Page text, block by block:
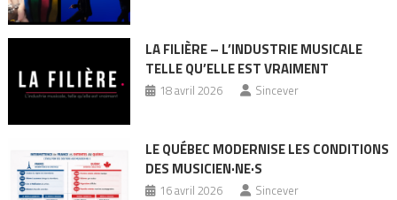
LA FILIÈRE – L’INDUSTRIE MUSICALE
TELLE QU’ELLE EST VRAIMENT
18 avril 2026 Sincever
LE QUÉBEC MODERNISE LES CONDITIONS
DES MUSICIEN·NE·S
16 avril 2026 Sincever